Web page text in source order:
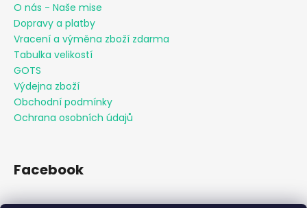
O nás - Naše mise
Dopravy a platby
Vracení a výměna zboží zdarma
Tabulka velikostí
GOTS
Výdejna zboží
Obchodní podmínky
Ochrana osobních údajů
Facebook